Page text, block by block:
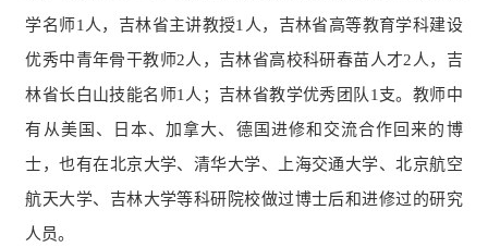
学名师1人，吉林省主讲教授1人，吉林省高等教育学科建设
优秀中青年骨干教师2人，吉林省高校科研春苗人才2人，吉
林省长白山技能名师1人；吉林省教学优秀团队1支。教师中
有从美国、日本、加拿大、德国进修和交流合作回来的博
士，也有在北京大学、清华大学、上海交通大学、北京航空
航天大学、吉林大学等科研院校做过博士后和进修过的研究
人员。